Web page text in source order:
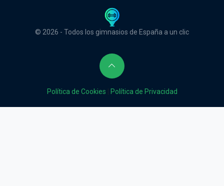
© 2026 - Todos los gimnasios de España a un clic
Política de Cookies Política de Privacidad